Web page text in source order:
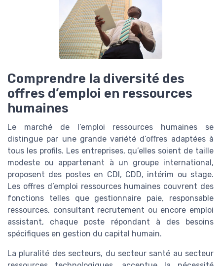
Comprendre la diversité des
offres d’emploi en ressources
humaines
Le marché de l’emploi ressources humaines se
distingue par une grande variété d’offres adaptées à
tous les profils. Les entreprises, qu’elles soient de taille
modeste ou appartenant à un groupe international,
proposent des postes en CDI, CDD, intérim ou stage.
Les offres d’emploi ressources humaines couvrent des
fonctions telles que gestionnaire paie, responsable
ressources, consultant recrutement ou encore emploi
assistant, chaque poste répondant à des besoins
spécifiques en gestion du capital humain.
La pluralité des secteurs, du secteur santé au secteur